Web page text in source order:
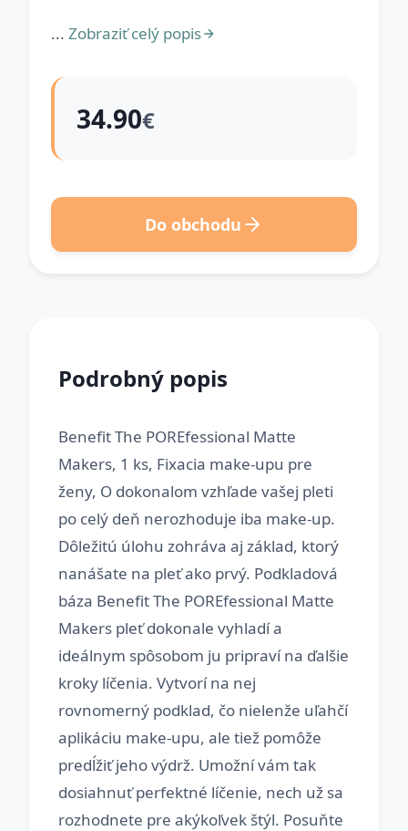
... Zobraziť celý popis
34.90€
Do obchodu
Podrobný popis
Benefit The POREfessional Matte
Makers, 1 ks, Fixacia make-upu pre
ženy, O dokonalom vzhľade vašej pleti
po celý deň nerozhoduje iba make-up.
Dôležitú úlohu zohráva aj základ, ktorý
nanášate na pleť ako prvý. Podkladová
báza Benefit The POREfessional Matte
Makers pleť dokonale vyhladí a
ideálnym spôsobom ju pripraví na ďalšie
kroky líčenia. Vytvorí na nej
rovnomerný podklad, čo nielenže uľahčí
aplikáciu make-upu, ale tiež pomôže
predĺžiť jeho výdrž. Umožní vám tak
dosiahnuť perfektné líčenie, nech už sa
rozhodnete pre akýkoľvek štýl. Posuňte